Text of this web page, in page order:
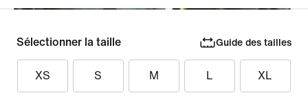
Sélectionner la taille Guide des tailles
XS S M L XL